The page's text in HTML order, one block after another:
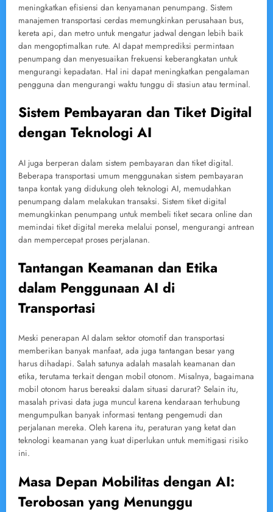
meningkatkan efisiensi dan kenyamanan penumpang. Sistem
manajemen transportasi cerdas memungkinkan perusahaan bus,
kereta api, dan metro untuk mengatur jadwal dengan lebih baik
dan mengoptimalkan rute. AI dapat memprediksi permintaan
penumpang dan menyesuaikan frekuensi keberangkatan untuk
mengurangi kepadatan. Hal ini dapat meningkatkan pengalaman
pengguna dan mengurangi waktu tunggu di stasiun atau terminal.
Sistem Pembayaran dan Tiket Digital
dengan Teknologi AI
AI juga berperan dalam sistem pembayaran dan tiket digital.
Beberapa transportasi umum menggunakan sistem pembayaran
tanpa kontak yang didukung oleh teknologi AI, memudahkan
penumpang dalam melakukan transaksi. Sistem tiket digital
memungkinkan penumpang untuk membeli tiket secara online dan
memindai tiket digital mereka melalui ponsel, mengurangi antrean
dan mempercepat proses perjalanan.
Tantangan Keamanan dan Etika
dalam Penggunaan AI di
Transportasi
Meski penerapan AI dalam sektor otomotif dan transportasi
memberikan banyak manfaat, ada juga tantangan besar yang
harus dihadapi. Salah satunya adalah masalah keamanan dan
etika, terutama terkait dengan mobil otonom. Misalnya, bagaimana
mobil otonom harus bereaksi dalam situasi darurat? Selain itu,
masalah privasi data juga muncul karena kendaraan terhubung
mengumpulkan banyak informasi tentang pengemudi dan
perjalanan mereka. Oleh karena itu, peraturan yang ketat dan
teknologi keamanan yang kuat diperlukan untuk memitigasi risiko
ini.
Masa Depan Mobilitas dengan AI:
Terobosan yang Menunggu